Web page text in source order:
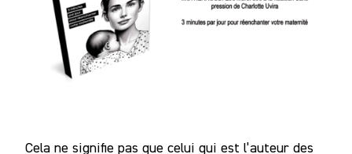
Cela ne signifie pas que celui qui est l’auteur des